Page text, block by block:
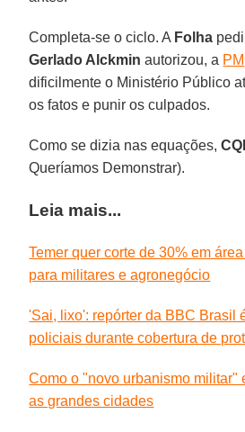
Completa-se o ciclo. A Folha
Gerlado Alckmin autorizou, a PM
dificilmente o Ministério Público
os fatos e punir os culpados.
Como se dizia nas equações,
Queríamos Demonstrar).
Leia mais...
Temer quer corte de 30% em
para militares e agronegócio
'Sai, lixo': repórter da BBC Brasil
policiais durante cobertura de
Como o "novo urbanismo militar"
as grandes cidades